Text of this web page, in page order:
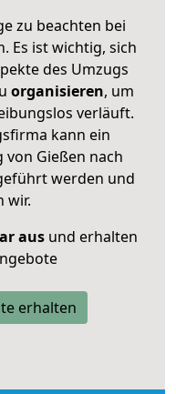
zu beachten bei
Es ist wichtig, sich
des Umzugs
organisieren, um
verläuft.
kann ein
Gießen nach
werden und
wir.
ausund erhalten
erhalten